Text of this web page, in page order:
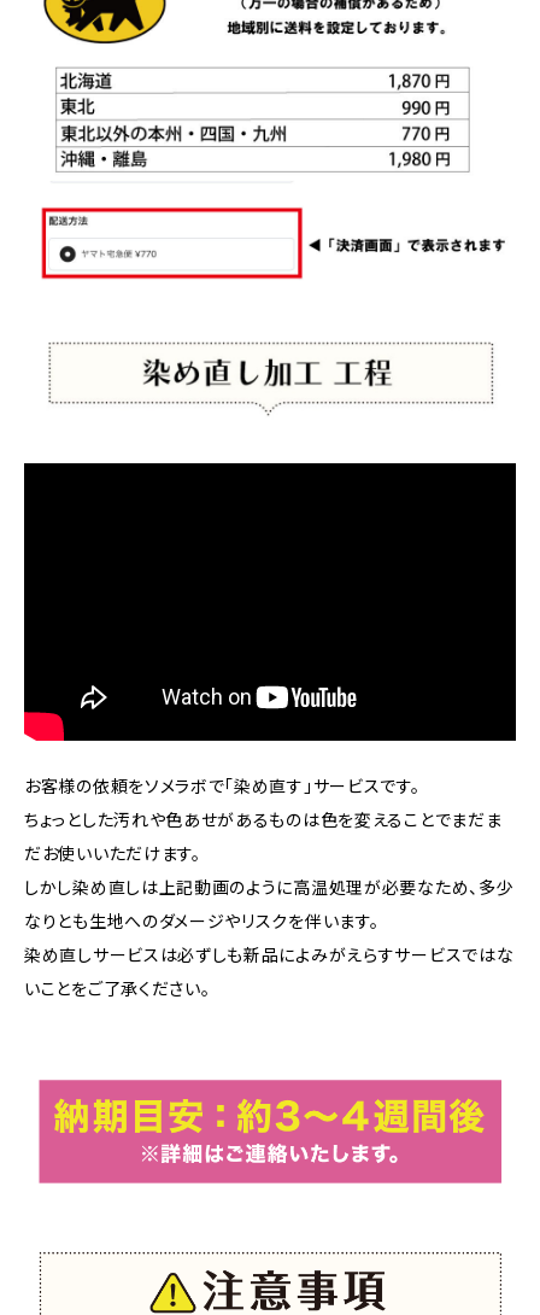
お客様の依頼をソメラボで「染め直す」サービスです。
ちょっとした汚れや色あせがあるものは色を変えることでまだま
だお使いいただけます。
しかし染め直しは上記動画のように高温処理が必要なため、多少
なりとも生地へのダメージやリスクを伴います。
染め直しサービスは必ずしも新品によみがえらすサービスではな
いことをご了承ください。